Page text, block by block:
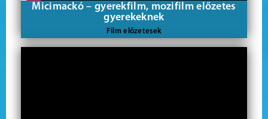
Micimackó – gyerekfilm, mozifilm előzetes
gyerekeknek
Film előzetesek